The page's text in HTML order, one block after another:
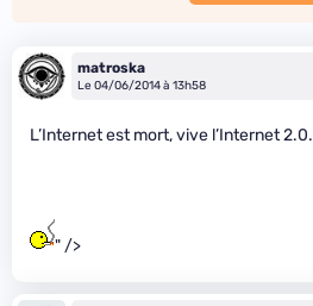
matroska
Le 04/06/2014 à 13h58
L’Internet est mort, vive l’Internet 2.0.
" />